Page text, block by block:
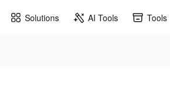
Solutions AI Tools Tools